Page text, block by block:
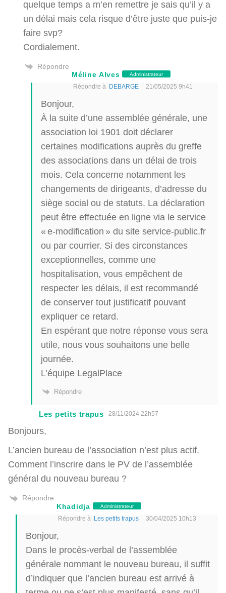
quelque temps a m’en remettre je sais qu’il y a
un délai mais cela risque d’être juste que puis-je
faire svp?
Cordialement.
Répondre
Méline Alves
Administrateur
Répondre à DEBARGE 21/05/2025 9h41
Bonjour,
À la suite d’une assemblée générale, une
association loi 1901 doit déclarer
certaines modifications auprès du greffe
des associations dans un délai de trois
mois. Cela concerne notamment les
changements de dirigeants, d’adresse du
siège social ou de statuts. La déclaration
peut être effectuée en ligne via le service
« e-modification » du site service-public.fr
ou par courrier. Si des circonstances
exceptionnelles, comme une
hospitalisation, vous empêchent de
respecter les délais, il est recommandé
de conserver tout justificatif pouvant
expliquer ce retard.
En espérant que notre réponse vous sera
utile, nous vous souhaitons une belle
journée.
L’équipe LegalPlace
Répondre
Les petits trapus 28/11/2024 22h57
Bonjours,
L’ancien bureau de l’association n’est plus actif.
Comment l’inscrire dans le PV de l’assemblée
général du nouveau bureau ?
Répondre
Khadidja
Administrateur
Répondre à Les petits trapus 30/04/2025 10h13
Bonjour,
Dans le procès-verbal de l’assemblée
générale nommant le nouveau bureau, il suffit
d’indiquer que l’ancien bureau est arrivé à